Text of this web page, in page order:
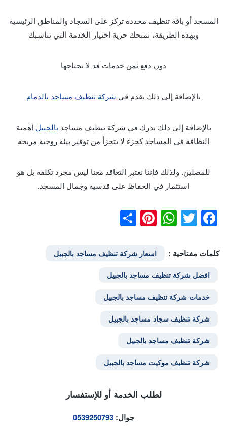
المسجد أو باقة تنظيف محددة تركز على السجاد والمناطق الرئيسية
وبهذه الطريقة، نمنحك حرية اختيار الخدمة التي تناسبك
دون دفع ثمن خدمات قد لا تحتاجها
بالإضافة إلى ذلك نقدم في شركة تنظيف مساجد بالدمام
بالإضافة إلى ذلك ندرك في شركة تنظيف مساجد بالجبيل أهمية
النظافة في المساجد كجزء لا يتجزأ من توفير بيئة روحية مريحة
للمصلين. ولذلك فإننا نعتبر التعاقد معنا ليس مجرد تكلفة بل هو
استثمار في الحفاظ على قدسية وجمال المسجد.
Facebook
Twitter
WhatsApp
Pinterest
كلمات مفتاحية : اسعار شركة تنظيف مساجد بالجبيل
افضل شركة تنظيف مساجد بالجبيل
خدمات شركة تنظيف مساجد بالجبيل
شركة تنظيف سجاد مساجد بالجبيل
شركة تنظيف مساجد بالجبيل
شركة تنظيف موكيت مساجد بالجبيل
لطلب الخدمة أو للإستفسار
جوال:0539250793